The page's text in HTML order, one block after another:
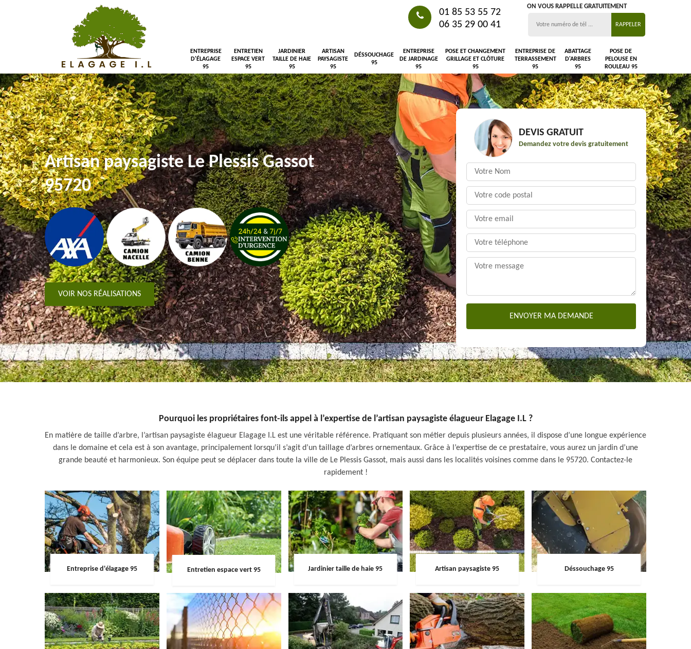
01 85 53 55 72
06 35 29 00 41
ON VOUS RAPPELLE GRATUITEMENT
ENTREPRISE
D'ÉLAGAGE
95
ENTRETIEN
ESPACE VERT
95
JARDINIER
TAILLE DE HAIE
95
ARTISAN
PAYSAGISTE
95
DÉSSOUCHAGE
95
ENTREPRISE
DE JARDINAGE
95
POSE ET CHANGEMENT
GRILLAGE ET CLÔTURE
95
ENTREPRISE DE
TERRASSEMENT
95
ABATTAGE
D'ARBRES
95
POSE DE
PELOUSE EN
ROULEAU 95
Artisan paysagiste Le Plessis Gassot
95720
VOIR NOS RÉALISATIONS
DEVIS GRATUIT
Demandez votre devis gratuitement
Pourquoi les propriétaires font-ils appel à l’expertise de l’artisan paysagiste élagueur Elagage I.L ?
En matière de taille d’arbre, l’artisan paysagiste élagueur Elagage I.L est une véritable référence. Pratiquant son métier depuis plusieurs années, il dispose d’une longue expérience
dans le domaine et cela est à son avantage, principalement lorsqu’il s’agit d’un taillage d’arbres ornementaux. Grâce à l’expertise de ce prestataire, vous aurez un jardin d’une
grande beauté et harmonieux. Son équipe peut se déplacer dans toute la ville de Le Plessis Gassot, mais aussi dans les localités voisines comme dans le 95720. Contactez-le
rapidement !
Entreprise d'élagage 95 Entretien espace vert 95 Jardinier taille de haie 95 Artisan paysagiste 95 Déssouchage 95